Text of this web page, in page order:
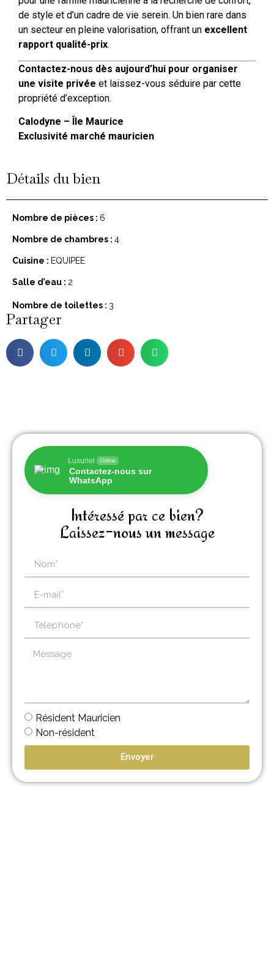
de style et d’un cadre de vie serein. Un bien rare dans
un secteur en pleine valorisation, offrant un excellent
rapport qualité-prix.
Contactez-nous dès aujourd’hui pour organiser
une visite privée et laissez-vous séduire par cette
propriété d’exception.
Calodyne – Île Maurice
Exclusivité marché mauricien
Détails du bien
Nombre de pièces : 6
Nombre de chambres : 4
Cuisine : EQUIPEE
Salle d’eau : 2
Nombre de toilettes : 3
Partager
Luxuriel Online
Contactez-nous sur
WhatsApp
Intéressé par ce bien?
Laissez-nous un message
Résident Mauricien
Non-résident
Envoyer